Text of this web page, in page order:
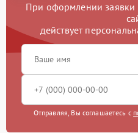
При оформлении заявки
действует
Отправляя, Вы соглашаетесь с